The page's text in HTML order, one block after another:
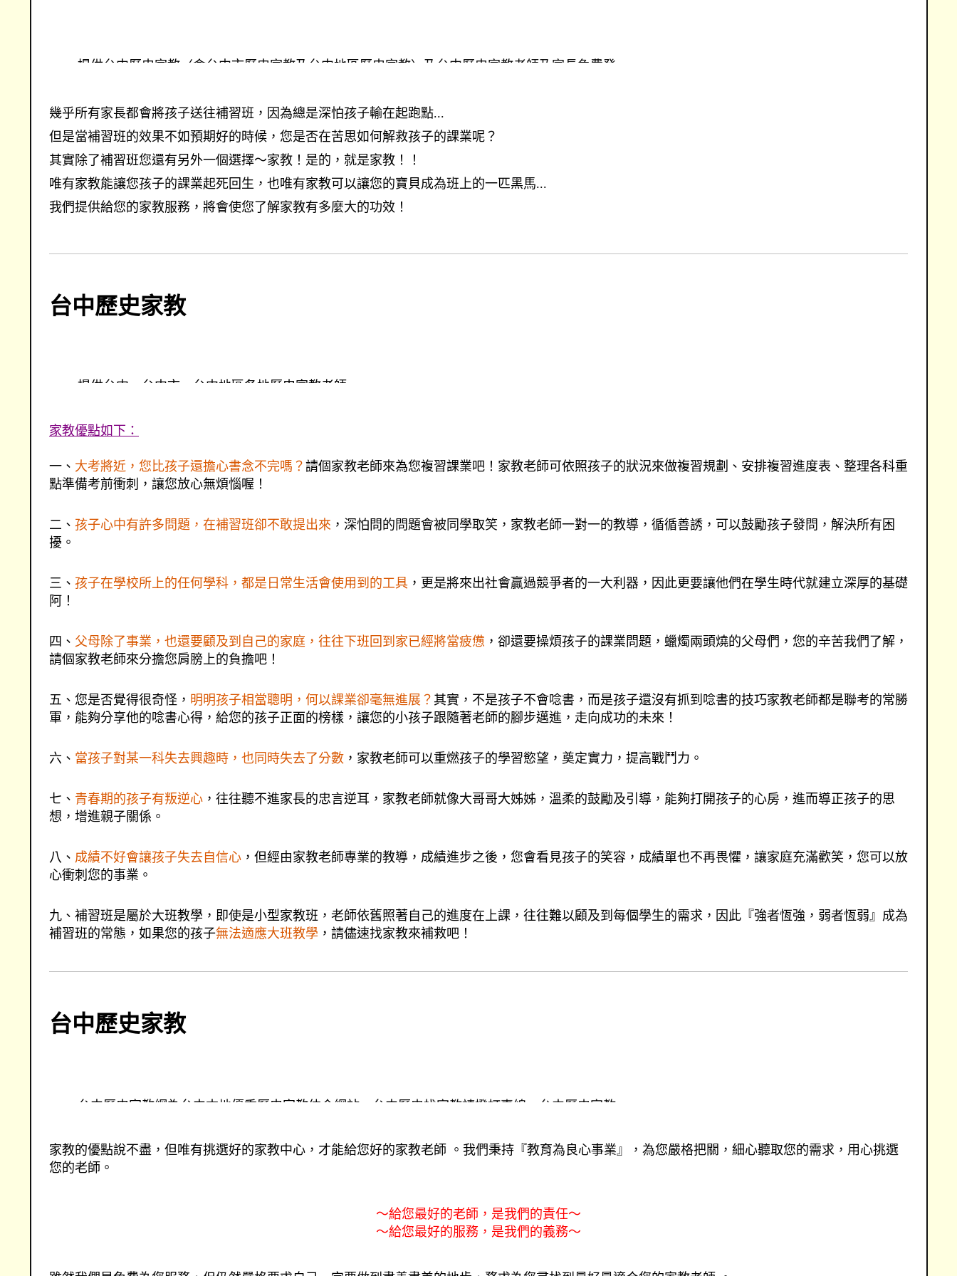
提供台中歷史家教〈含台中市歷史家教及台中地區歷史家教〉及台中歷史家教老師及家長免費登
幾乎所有家長都會將孩子送往補習班，因為總是深怕孩子輸在起跑點...
但是當補習班的效果不如預期好的時候，您是否在苦思如何解救孩子的課業呢？
其實除了補習班您還有另外一個選擇～家教！是的，就是家教！！
唯有家教能讓您孩子的課業起死回生，也唯有家教可以讓您的寶貝成為班上的一匹黑馬...
我們提供給您的家教服務，將會使您了解家教有多麼大的功效！
台中歷史家教
提供台中、台中市、台中地區各地歷史家教老師
提供更優質的服務
找台中歷史、找台中市、找台中地區歷史家教CASE的老師也歡迎來登錄
家教優點如下：
一、 大考將近，您比孩子還擔心書念不完嗎？ 請個家教老師來為您複習課業吧！家教老師可依照孩子的狀況來做複習規劃、安排複習進度表、整理各科重
點準備考前衝刺，讓您放心無煩惱喔！
二、 孩子心中有許多問題，在補習班卻不敢提出來 ，深怕問的問題會被同學取笑，家教老師一對一的教導，循循善誘，可以鼓勵孩子發問，解決所有困
擾。
三、 孩子在學校所上的任何學科，都是日常生活會使用到的工具 ，更是將來出社會贏過競爭者的一大利器，因此更要讓他們在學生時代就建立深厚的基礎
阿！
四、 父母除了事業，也還要顧及到自己的家庭，往往下班回到家已經將當疲憊 ，卻還要操煩孩子的課業問題，蠟燭兩頭燒的父母們，您的辛苦我們了解，
請個家教老師來分擔您肩膀上的負擔吧！
五、您是否覺得很奇怪， 明明孩子相當聰明，何以課業卻毫無進展？ 其實，不是孩子不會唸書，而是孩子還沒有抓到唸書的技巧家教老師都是聯考的常勝
軍，能夠分享他的唸書心得，給您的孩子正面的榜樣，讓您的小孩子跟隨著老師的腳步邁進，走向成功的未來！
六、 當孩子對某一科失去興趣時，也同時失去了分數 ，家教老師可以重燃孩子的學習慾望，奠定實力，提高戰鬥力。
七、 青春期的孩子有叛逆心 ，往往聽不進家長的忠言逆耳，家教老師就像大哥哥大姊姊，溫柔的鼓勵及引導，能夠打開孩子的心房，進而導正孩子的思
想，增進親子關係。
八、 成績不好會讓孩子失去自信心 ，但經由家教老師專業的教導，成績進步之後，您會看見孩子的笑容，成績單也不再畏懼，讓家庭充滿歡笑，您可以放
心衝刺您的事業。
九、補習班是屬於大班教學，即使是小型家教班，老師依舊照著自己的進度在上課，往往難以顧及到每個學生的需求，因此『強者恆強，弱者恆弱』成為
補習班的常態，如果您的孩子無法適應大班教學 ，請儘速找家教來補救吧！
台中歷史家教
台中歷史家教網為台中本地優秀歷史家教仲介網站，台中歷史找家教請撥打專線，台中歷史家教
介服務
家教的優點說不盡，但唯有挑選好的家教中心，才能給您好的家教老師 。我們秉持『教育為良心事業』，為您嚴格把關，細心聽取您的需求，用心挑選
您的老師。
～給您最好的老師，是我們的責任～
～給您最好的服務，是我們的義務～